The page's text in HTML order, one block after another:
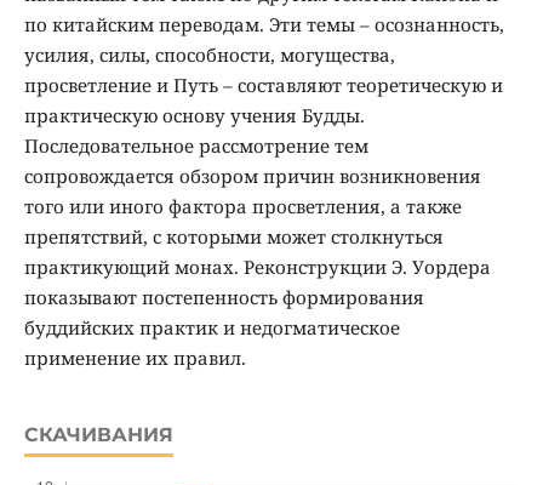
по китайским переводам. Эти темы – осознанность,
усилия, силы, способности, могущества,
просветление и Путь – составляют теоретическую и
практическую основу учения Будды.
Последовательное рассмотрение тем
сопровождается обзором причин возникновения
того или иного фактора просветления, а также
препятствий, с которыми может столкнуться
практикующий монах. Реконструкции Э. Уордера
показывают постепенность формирования
буддийских практик и недогматическое
применение их правил.
СКАЧИВАНИЯ